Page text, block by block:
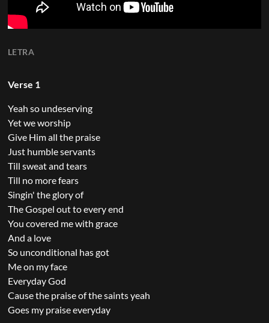
LETRA
Verse 1
Yeah so undeserving
Yet we worship
Give Him all the praise
Just humble servants
Till sweat and tears
Till no more fears
Singin' the glory of
The Gospel out to every end
You covered me with grace
And a love
So unconditional has got
Me on my face
Everyday God
Cause the praise of the saints yeah
Goes my praise everyday